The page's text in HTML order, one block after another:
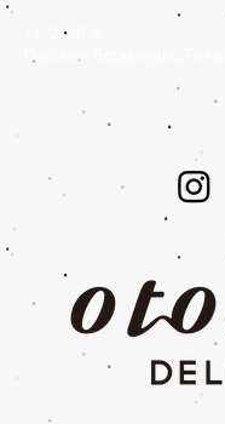
1F 2-46-5
Daizawa,Setagayaku,Tokyo